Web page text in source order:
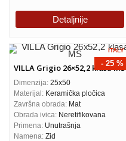
Detaljnije
- 25 %
ITALY
VILLA Grigio 26×52,2 klasa MS
Dimenzija: 25x50
Materijal: Keramička pločica
Završna obrada: Mat
Obrada ivica: Neretifikovana
Primena: Unutrašnja
Namena: Zid